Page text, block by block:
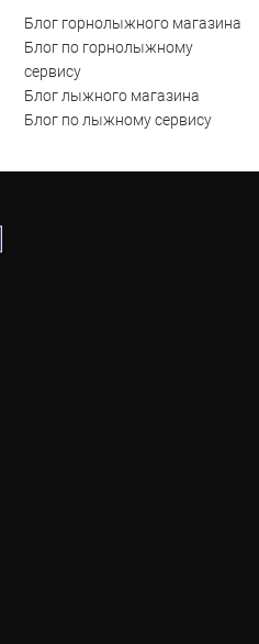
Блог горнолыжного магазина
Блог по горнолыжному
сервису
Блог лыжного магазина
Блог по лыжному сервису